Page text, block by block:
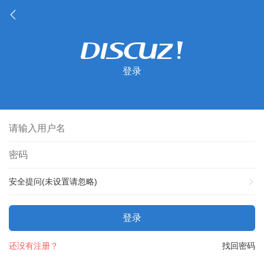
登录
安全提问(未设置请忽略)
登录
找回密码
还没有注册？